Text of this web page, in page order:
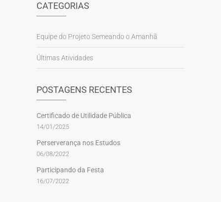
CATEGORIAS
Equipe do Projeto Semeando o Amanhã
Últimas Atividades
POSTAGENS RECENTES
Certificado de Utilidade Pública
14/01/2025
Perserverança nos Estudos
06/08/2022
Participando da Festa
16/07/2022